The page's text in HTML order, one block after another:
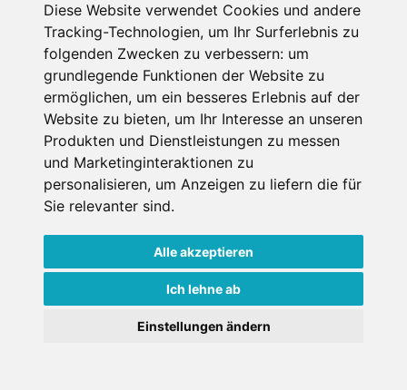
Diese Website verwendet Cookies und andere
Tracking-Technologien, um Ihr Surferlebnis zu
folgenden Zwecken zu verbessern: um
grundlegende Funktionen der Website zu
ermöglichen, um ein besseres Erlebnis auf der
Website zu bieten, um Ihr Interesse an unseren
Produkten und Dienstleistungen zu messen
und Marketinginteraktionen zu
personalisieren, um Anzeigen zu liefern die für
Sie relevanter sind.
Alle akzeptieren
Ich lehne ab
Einstellungen ändern
Datenschutzbedingungen
Nutzungsbedingungen Impressum Kontakt
Copyright © Schneemenschen GmbH 2026